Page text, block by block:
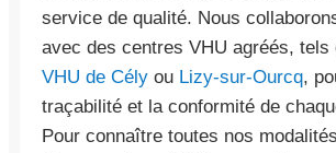
service de qualité. Nous
avec des centres VHU agréés, tels
VHU de Cély ou Lizy-sur-Ourcq,
traçabilité et la conformité de
Pour connaître toutes nos modalités